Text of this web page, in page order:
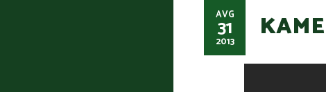
AVG
31
2013